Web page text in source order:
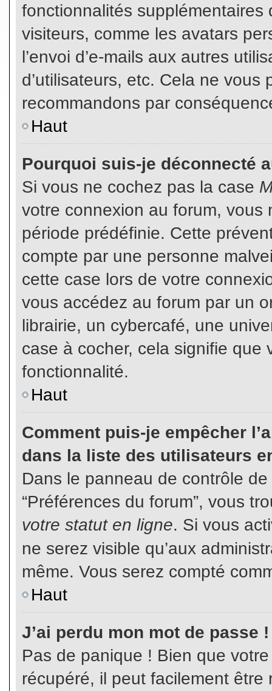
fonctionnalités
visiteurs, comme les avatars
l’envoi d’e-mails aux autres
d’utilisateurs, etc. Cela ne vous
recommandons par
Haut
Pourquoi suis-je déconnecté
Si vous ne cochez pas la case
votre connexion au forum,
période prédéfinie. Cette
compte par une personne
cette case lors de votre
vous accédez au forum par un
librairie, un cybercafé, une
case à cocher, cela signifie que
fonctionnalité.
Haut
Comment puis-je empêcher
dans la liste des utilisateurs
Dans le panneau de contrôle
“Préférences du forum”, vous
votre statut en ligne. Si vous
ne serez visible qu’aux
même. Vous serez compté
Haut
J’ai perdu mon mot de passe !
Pas de panique ! Bien que
récupéré, il peut facilement